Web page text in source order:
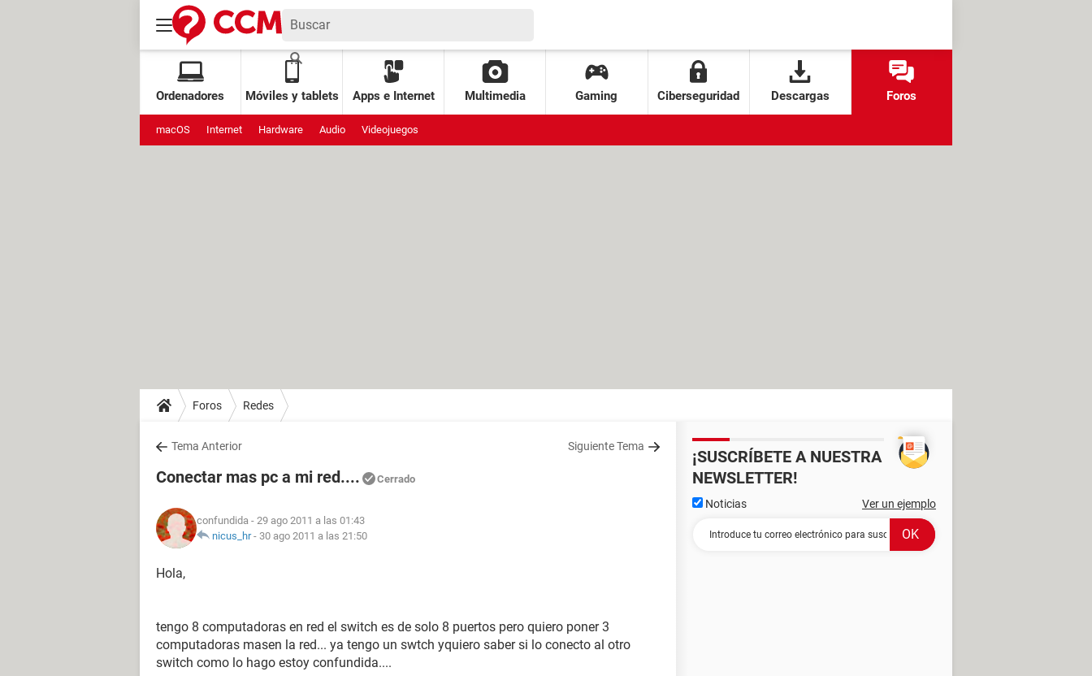
Ordenadores Móviles y tablets Apps e Internet Multimedia Gaming Ciberseguridad Descargas Foros
macOS Internet Hardware Audio Videojuegos
Foros Redes
Tema Anterior Siguiente Tema
Conectar mas pc a mi red.... Cerrado
confundida - 29 ago 2011 a las 01:43
nicus_hr- 30 ago 2011 a las 21:50
Hola,
tengo 8 computadoras en red el switch es de solo 8 puertos pero quiero poner 3
computadoras masen la red... ya tengo un swtch yquiero saber si lo conecto al otro
switch como lo hago estoy confundida....
¡SUSCRÍBETE A NUESTRA
NEWSLETTER!
Noticias Ver un ejemplo